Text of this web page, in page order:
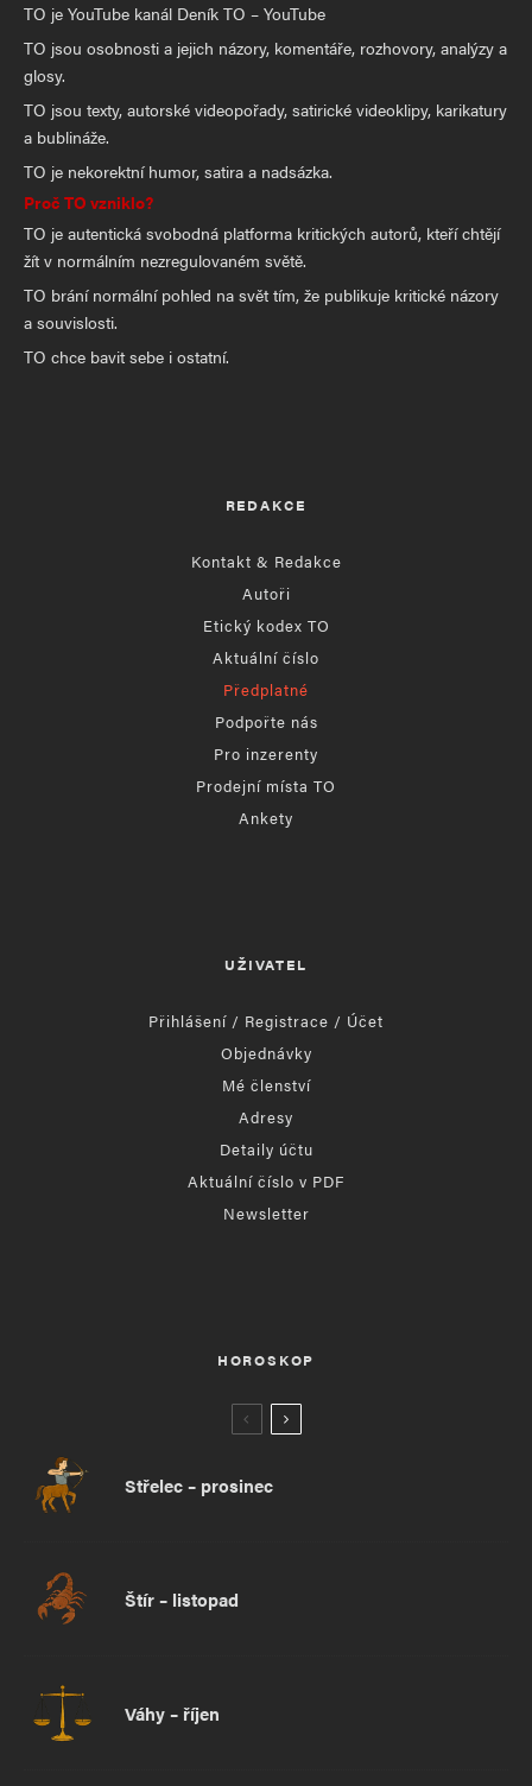
TO je YouTube kanál Deník TO – YouTube
TO jsou osobnosti a jejich názory, komentáře, rozhovory, analýzy a
glosy.
TO jsou texty, autorské videopořady, satirické videoklipy, karikatury
a bublináže.
TO je nekorektní humor, satira a nadsázka.
Proč TO vzniklo?
TO je autentická svobodná platforma kritických autorů, kteří chtějí
žít v normálním nezregulovaném světě.
TO brání normální pohled na svět tím, že publikuje kritické názory
a souvislosti.
TO chce bavit sebe i ostatní.
REDAKCE
Kontakt & Redakce
Autoři
Etický kodex TO
Aktuální číslo
Předplatné
Podpořte nás
Pro inzerenty
Prodejní místa TO
Ankety
UŽIVATEL
Přihlášení / Registrace / Účet
Objednávky
Mé členství
Adresy
Detaily účtu
Aktuální číslo v PDF
Newsletter
HOROSKOP
Střelec – prosinec
Štír – listopad
Váhy – říjen